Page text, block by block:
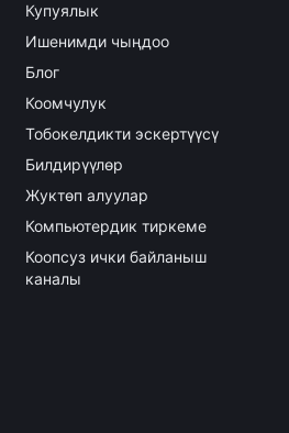
Купуялык
Ишенимди чыңдоо
Блог
Коомчулук
Тобокелдикти эскертүүсү
Билдирүүлөр
Жуктөп алуулар
Компьютердик тиркеме
Коопсуз ички байланыш
каналы